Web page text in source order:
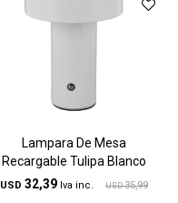
Lampara De Mesa
Recargable Tulipa Blanco
USD 32,39 USD 35,99